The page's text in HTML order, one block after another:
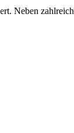
Neben